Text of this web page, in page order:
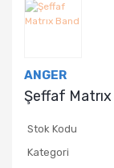
ANGER
Şeffaf
Stok Kodu
Kategori